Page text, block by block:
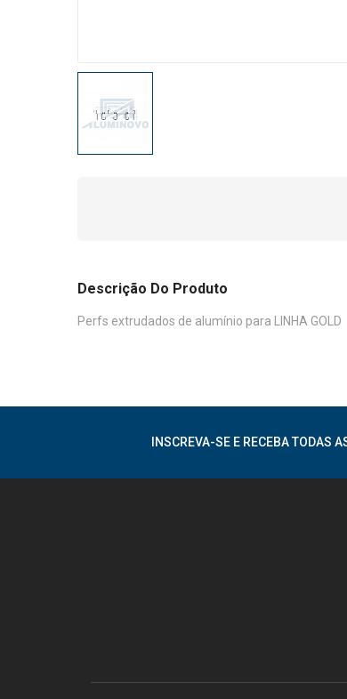
Descrição Do Produto
Perfs extrudados de alumínio para LINHA GOLD
INSCREVA-SE E RECEBA TODAS